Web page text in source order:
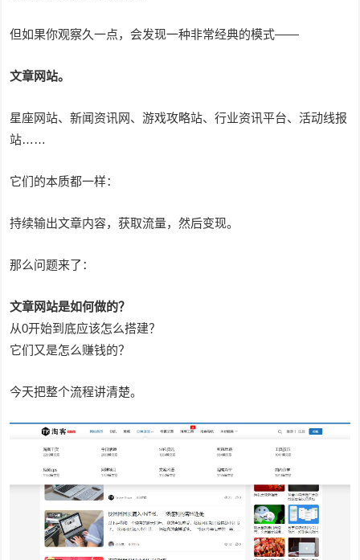
但如果你观察久一点，会发现一种非常经典的模式——
文章网站。
星座网站、新闻资讯网、游戏攻略站、行业资讯平台、活动线报
站……
它们的本质都一样：
持续输出文章内容，获取流量，然后变现。
那么问题来了：
文章网站是如何做的？
从0开始到底应该怎么搭建？
它们又是怎么赚钱的？
今天把整个流程讲清楚。